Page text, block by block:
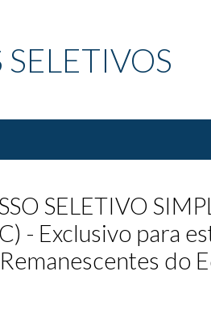
SELETIVOS
SELETIVO
- Exclusivo para
do